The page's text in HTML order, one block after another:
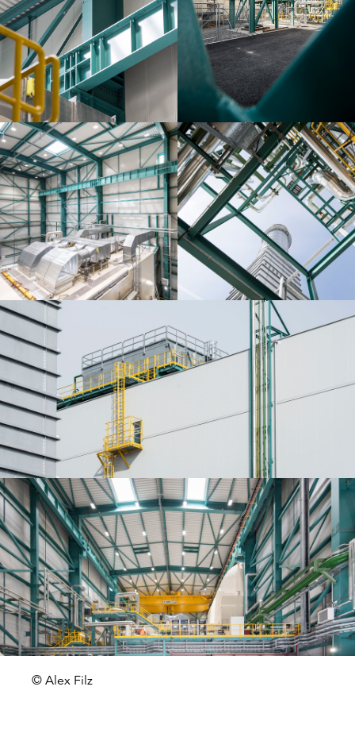
© Alex Filz